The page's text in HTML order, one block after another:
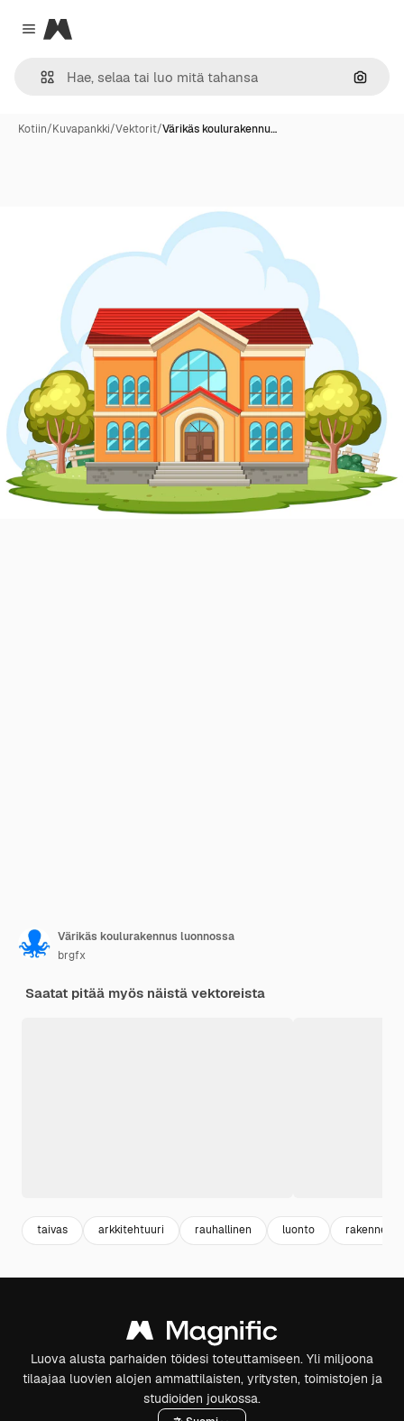
Close menu
Magnific
Hae
Kotiin/Kuvapankki/Vektorit/Värikäs koulurakennu…
Värikäs koulurakennus luonnossa
brgfx
Saatat pitää myös näistä vektoreista
taivas arkkitehtuuri rauhallinen luonto rakenne
Luova alusta parhaiden töidesi toteuttamiseen. Yli miljoona
tilaajaa luovien alojen ammattilaisten, yritysten, toimistojen ja
studioiden joukossa.